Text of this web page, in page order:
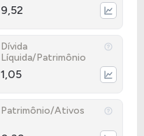
9,52
Dívida
Líquida/Patrimônio
1,05
Patrimônio/Ativos